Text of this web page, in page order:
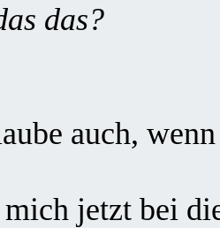
das?
auch,
jetzt bei